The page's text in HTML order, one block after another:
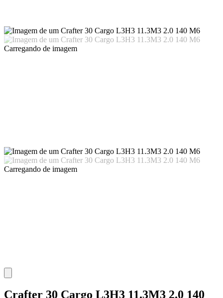
Carregando de imagem
Carregando de imagem
Crafter 30 Cargo L3H3 11.3M3 2.0 140